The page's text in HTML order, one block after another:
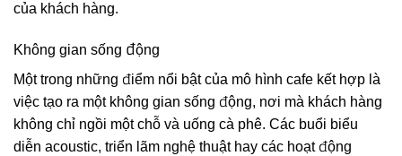
của khách hàng.
Không gian sống động
Một trong những điểm nổi bật của mô hình cafe kết hợp là
việc tạo ra một không gian sống động, nơi mà khách hàng
không chỉ ngồi một chỗ và uống cà phê. Các buổi biểu
diễn acoustic, triển lãm nghệ thuật hay các hoạt động